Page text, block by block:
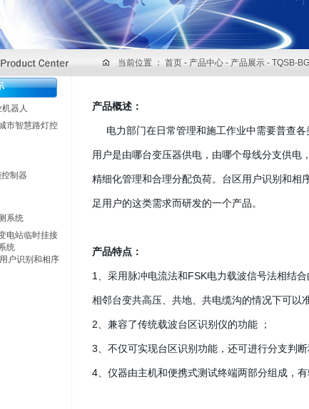
当前位置 ： 首页 - 产品中心 - 产品展示 - TQSB-
器人
市智慧路灯控
制器
系统
电站临时挂接
统
户识别和相序
产品概述：
电力部门在日常管理和施工作业中需要普查各
用户是由哪台变压器供电，由哪个母线分支供电
精细化管理和合理分配负荷。台区用户识别和相
足用户的这类需求而研发的一个产品。
产品特点 ：
1、采用脉冲电流法和FSK电力载波信号法相结
相邻台变共高压、共地、共电缆沟的情况下可以
2、兼容了传统载波台区识别仪的功能 ；
3、不仅可实现台区识别功能，还可进行分支判断
4、仪器由主机和便携式测试终端两部分组成，有